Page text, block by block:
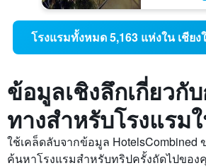
โรงแรมทั้งหมด 5,163 แห่งใน เชียง
ข้อมูลเชิงลึกเกี่ยวกั
ทางสำหรับโรงแรม
ใช้เคล็ดลับจากข้อมูล HotelsCombined
ค้นหาโรงแรมสำหรับทริปครั้งถัดไปของ